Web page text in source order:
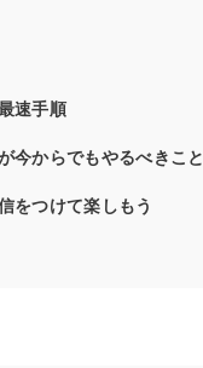
速手順
今からでもやるべきこと
をつけて楽しもう